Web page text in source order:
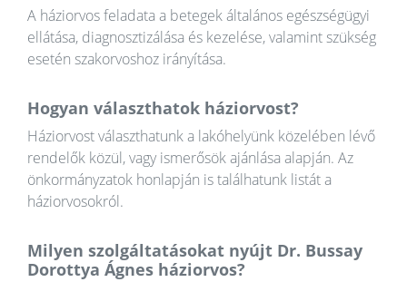
A háziorvos feladata a betegek általános egészségügyi
ellátása, diagnosztizálása és kezelése, valamint szükség
esetén szakorvoshoz irányítása.
Hogyan választhatok háziorvost?
Háziorvost választhatunk a lakóhelyünk közelében lévő
rendelők közül, vagy ismerősök ajánlása alapján. Az
önkormányzatok honlapján is találhatunk listát a
háziorvosokról.
Milyen szolgáltatásokat nyújt Dr. Bussay
Dorottya Ágnes háziorvos?